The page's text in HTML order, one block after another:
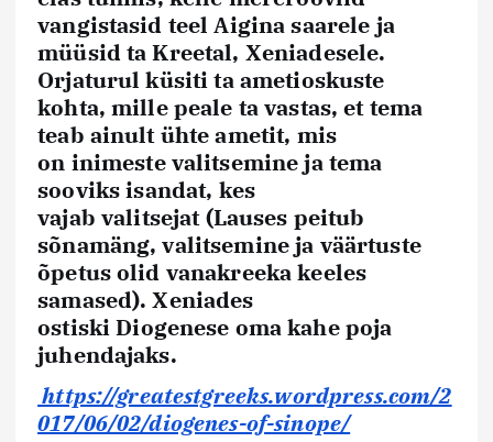
vangistasid teel Aigina saarele ja
müüsid ta Kreetal, Xeniadesele.
Orjaturul küsiti ta ametioskuste
kohta, mille peale ta vastas, et tema
teab ainult ühte ametit, mis
on inimeste valitsemineja tema
sooviksisandat, kes
vajab valitsejat(Lauses peitub
sõnamäng, valitsemine ja väärtuste
õpetus olid vanakreeka keeles
samased). Xeniades
ostiskiDiogenese oma kahe poja
juhendajaks.
https://greatestgreeks.wordpress.com/2
017/06/02/diogenes-of-sinope/